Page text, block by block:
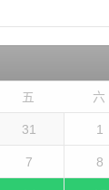
五 六
31 1
7 8